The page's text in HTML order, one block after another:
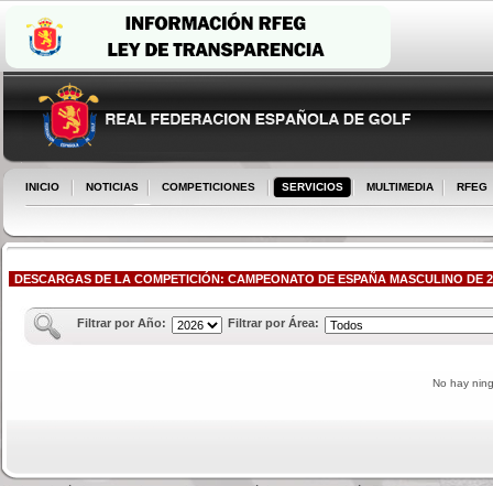
INICIO NOTICIAS COMPETICIONES SERVICIOS MULTIMEDIA RFEG
DESCARGAS DE LA COMPETICIÓN: CAMPEONATO DE ESPAÑA MASCULINO DE
Filtrar por Año: Filtrar por Área:
No hay